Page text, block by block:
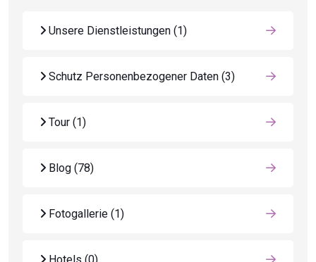
Unsere Dienstleistungen (1)
Schutz Personenbezogener Daten (3)
Tour (1)
Blog (78)
Fotogallerie (1)